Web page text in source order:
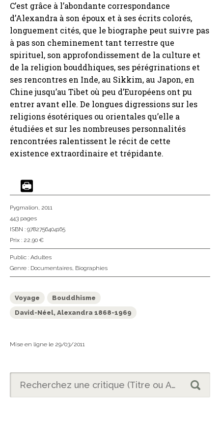
C’est grâce à l’abondante correspondance
d’Alexandra à son époux et à ses écrits colorés,
longuement cités, que le biographe peut suivre pas
à pas son cheminement tant terrestre que
spirituel, son approfondissement de la culture et
de la religion bouddhiques, ses pérégrinations et
ses rencontres en Inde, au Sikkim, au Japon, en
Chine jusqu’au Tibet où peu d’Européens ont pu
entrer avant elle. De longues digressions sur les
religions ésotériques ou orientales qu’elle a
étudiées et sur les nombreuses personnalités
rencontrées ralentissent le récit de cette
existence extraordinaire et trépidante.
Pygmalion, 2011
443 pages
ISBN : 9782756404165
Prix : 22,90 €
Public : Adultes
Genre : Documentaires, Biographies
Voyage
Bouddhisme
David-Néel, Alexandra 1868-1969
Mise en ligne le 29/03/2011